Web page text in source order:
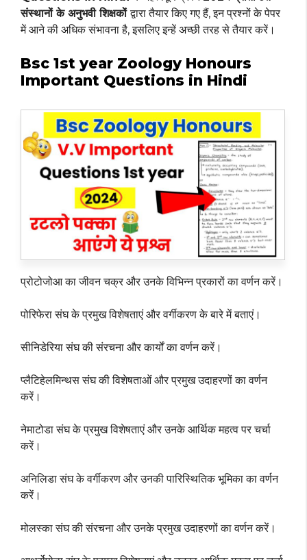
संस्थानों के अनुभवी शिक्षकोंद्वारा तैयार किए गए हैं, इन प्रश्नों के पेपर
में आने की अधिक संभावना है, इसलिए इन्हें अच्छी तरह से तैयार करें।
Bsc 1st year Zoology Honours
Important Questions in Hindi
प्रोटोजोआ का जीवन चक्र और उनके विभिन्न प्रकारों का वर्णन करें।
पोरिफेरा संघ के प्रमुख विशेषताएं और वर्गीकरण के बारे में बताएं।
सीनिडेरिया संघ की संरचना और कार्यों का वर्णन करें।
प्लैटिहेलमिन्थस संघ की विशेषताओं और प्रमुख उदाहरणों का वर्णन
करें।
नेमाटोडा संघ के प्रमुख विशेषताएं और उनके आर्थिक महत्व पर चर्चा
करें।
अनिलिडा संघ के वर्गीकरण और उनकी पारिस्थितिक भूमिका का वर्णन
करें।
मोलस्का संघ की संरचना और उनके प्रमुख उदाहरणों का वर्णन करें।